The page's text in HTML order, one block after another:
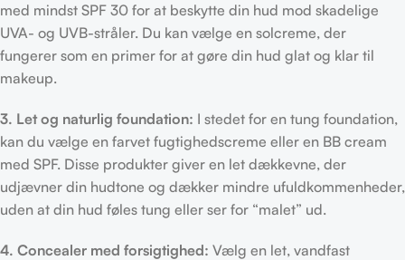
med mindst SPF 30 for at beskytte din hud mod skadelige
UVA- og UVB-stråler. Du kan vælge en solcreme, der
fungerer som en primer for at gøre din hud glat og klar til
makeup.
3. Let og naturlig foundation: I stedet for en tung foundation,
kan du vælge en farvet fugtighedscreme eller en BB cream
med SPF. Disse produkter giver en let dækkevne, der
udjævner din hudtone og dækker mindre ufuldkommenheder,
uden at din hud føles tung eller ser for “malet” ud.
4. Concealer med forsigtighed: Vælg en let, vandfast